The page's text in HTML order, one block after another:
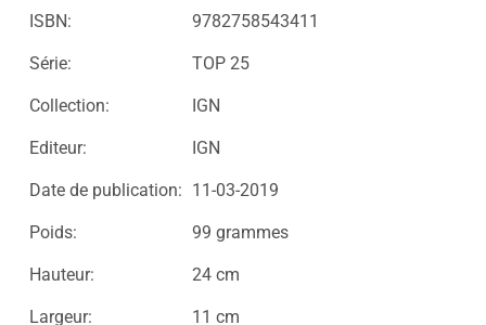
ISBN: 9782758543411
Série: TOP 25
Collection: IGN
Editeur: IGN
Date de publication: 11-03-2019
Poids: 99 grammes
Hauteur: 24 cm
Largeur: 11 cm